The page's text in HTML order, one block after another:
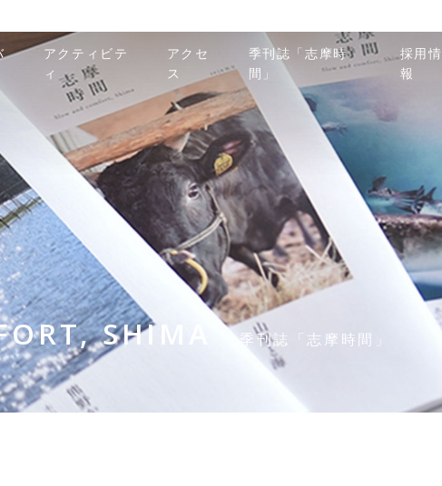
アクティビテ
ィ
アクセ
ス
季刊誌「志摩時
間」
採用情
報
SHIMA 季刊誌「志摩時間」